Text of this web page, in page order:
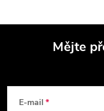
Mějte
E-mail